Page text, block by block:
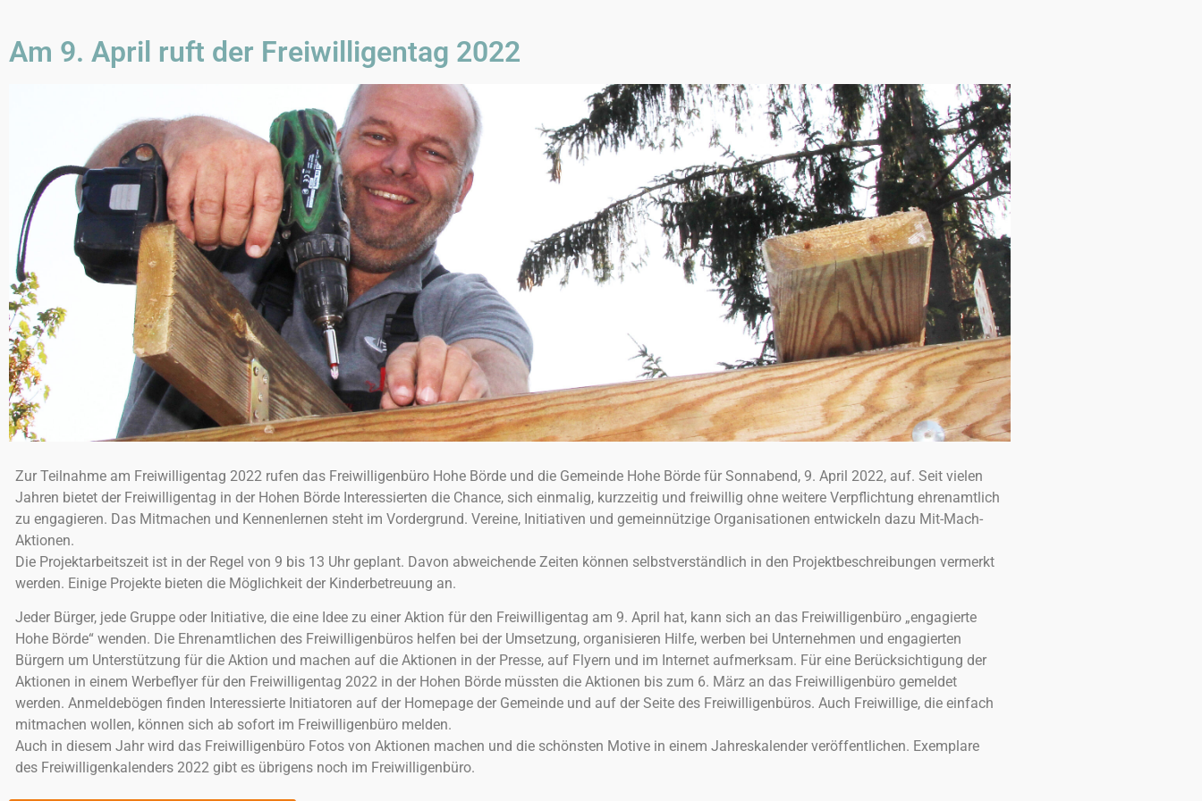
Am 9. April ruft der Freiwilligentag 2022
Macht mit! Tut etwas
Gutes miteinander!
Zur Teilnahme am Freiwilligentag 2022 rufen das Freiwilligenbüro Hohe Börde und die Gemeinde Hohe Börde für Sonnabend, 9. April 2022, auf. Seit vielen
Jahren bietet der Freiwilligentag in der Hohen Börde Interessierten die Chance, sich einmalig, kurzzeitig und freiwillig ohne weitere Verpflichtung ehrenamtlich
zu engagieren. Das Mitmachen und Kennenlernen steht im Vordergrund. Vereine, Initiativen und gemeinnützige Organisationen entwickeln dazu Mit-Mach-
Aktionen.
Die Projektarbeitszeit ist in der Regel von 9 bis 13 Uhr geplant. Davon abweichende Zeiten können selbstverständlich in den Projektbeschreibungen vermerkt
werden. Einige Projekte bieten die Möglichkeit der Kinderbetreuung an.
Jeder Bürger, jede Gruppe oder Initiative, die eine Idee zu einer Aktion für den Freiwilligentag am 9. April hat, kann sich an das Freiwilligenbüro „engagierte
Hohe Börde“ wenden. Die Ehrenamtlichen des Freiwilligenbüros helfen bei der Umsetzung, organisieren Hilfe, werben bei Unternehmen und engagierten
Bürgern um Unterstützung für die Aktion und machen auf die Aktionen in der Presse, auf Flyern und im Internet aufmerksam. Für eine Berücksichtigung der
Aktionen in einem Werbeflyer für den Freiwilligentag 2022 in der Hohen Börde müssten die Aktionen bis zum 6. März an das Freiwilligenbüro gemeldet
werden. Anmeldebögen finden Interessierte Initiatoren auf der Homepage der Gemeinde und auf der Seite des Freiwilligenbüros. Auch Freiwillige, die einfach
mitmachen wollen, können sich ab sofort im Freiwilligenbüro melden.
Auch in diesem Jahr wird das Freiwilligenbüro Fotos von Aktionen machen und die schönsten Motive in einem Jahreskalender veröffentlichen. Exemplare
des Freiwilligenkalenders 2022 gibt es übrigens noch im Freiwilligenbüro.